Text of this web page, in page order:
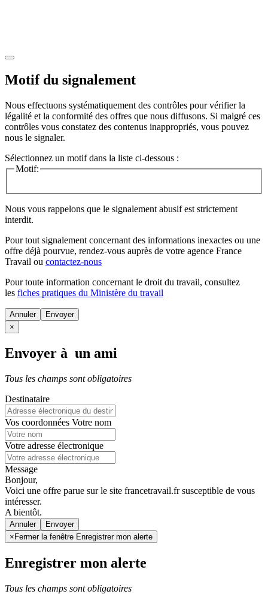
Motif du signalement
Nous effectuons systématiquement des contrôles pour vérifier la
légalité et la conformité des offres que nous diffusons. Si malgré ces
contrôles vous constatez des contenus inappropriés, vous pouvez
nous le signaler.
Sélectionnez un motif dans la liste ci-dessous :
Motif:
Nous vous rappelons que le signalement abusif est strictement
interdit.
Pour tout signalement concernant des informations inexactes ou une
offre déjà pourvue, rendez-vous auprès de votre agence France
Travail ou contactez-nous
Pour toute information concernant le droit du travail, consultez
les fiches pratiques du Ministère du travail
Annuler
×
Envoyer à un ami
Tous les champs sont obligatoires
Destinataire
Vos coordonnées Votre nom
Votre adresse électronique
Message
Bonjour,
Voici une offre parue sur le site francetravail.fr susceptible de vous
intéresser.
A bientôt.
Annuler
× Fermer la fenêtre Enregistrer mon alerte
Enregistrer mon alerte
Tous les champs sont obligatoires